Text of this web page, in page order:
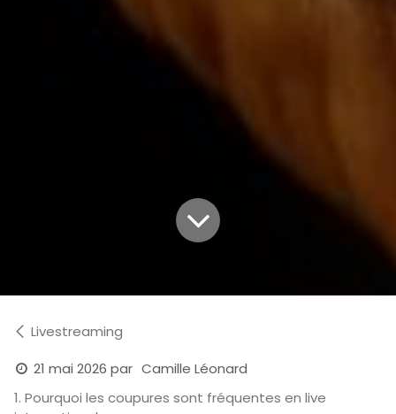
Livestreaming
21 mai 2026 par Camille Léonard
1. Pourquoi les coupures sont fréquentes en live